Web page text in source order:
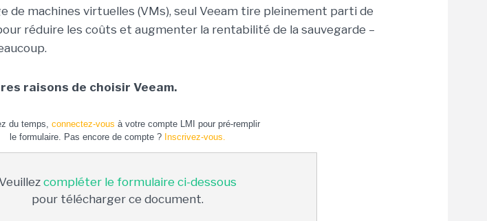
de machines virtuelles (VMs), seul Veeam tire pleinement parti de
réduire les coûts et augmenter la rentabilité de la sauvegarde –
raisons de choisir Veeam.
du temps, connectez-vous à votre compte LMI pour pré-remplir
le formulaire. Pas encore de compte ? Inscrivez-vous.
Veuillez compléter le formulaire ci-dessous
pour télécharger ce document.